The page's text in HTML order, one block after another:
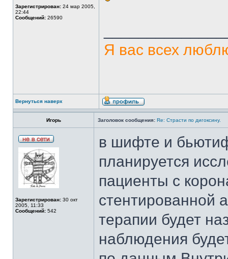
Зарегистрирован: 24 мар 2005,
22:44
Сообщений: 26590
Я вас всех
Вернуться наверх
Игорь Заголовок сообщения: Re: Страсти по дигоксину.
Зарегистрирован: 30 окт
2005, 11:33
Сообщений: 542
в шифте и
планируется
пациенты с
стентированной
терапии будет
наблюдения